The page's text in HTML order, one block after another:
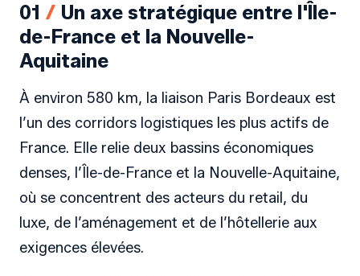
01 / Un axe stratégique entre l'Île-
de-France et la Nouvelle-
Aquitaine
À environ 580 km, la liaison Paris Bordeaux est
l’un des corridors logistiques les plus actifs de
France. Elle relie deux bassins économiques
denses, l’Île-de-France et la Nouvelle-Aquitaine,
où se concentrent des acteurs du retail, du
luxe, de l’aménagement et de l’hôtellerie aux
exigences élevées.